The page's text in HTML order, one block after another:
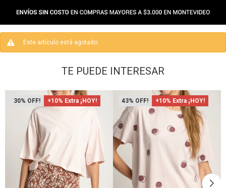
Este artículo está agotado.
TE PUEDE INTERESAR
30 +10% Extra ¡HOY! 43 +10% Extra ¡HOY!